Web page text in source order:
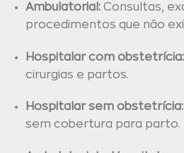
Ambulatorial:Consultas,
procedimentos que não
Hospitalar com obstetrícia:
cirurgias e partos.
Hospitalar sem obstetrícia:
sem cobertura para parto.